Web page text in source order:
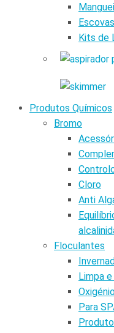
Kits de
Produtos Químicos
Bromo
Cloro
Anti
Floculantes
Limpa
Para